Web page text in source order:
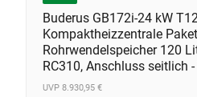
Buderus GB172i-24 kW
Kompaktheizzentrale
Rohrwendelspeicher 120
RC310, Anschluss seitlich
UVP 8.930,95 €